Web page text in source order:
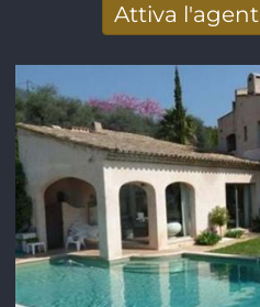
Attiva
Indirizzo